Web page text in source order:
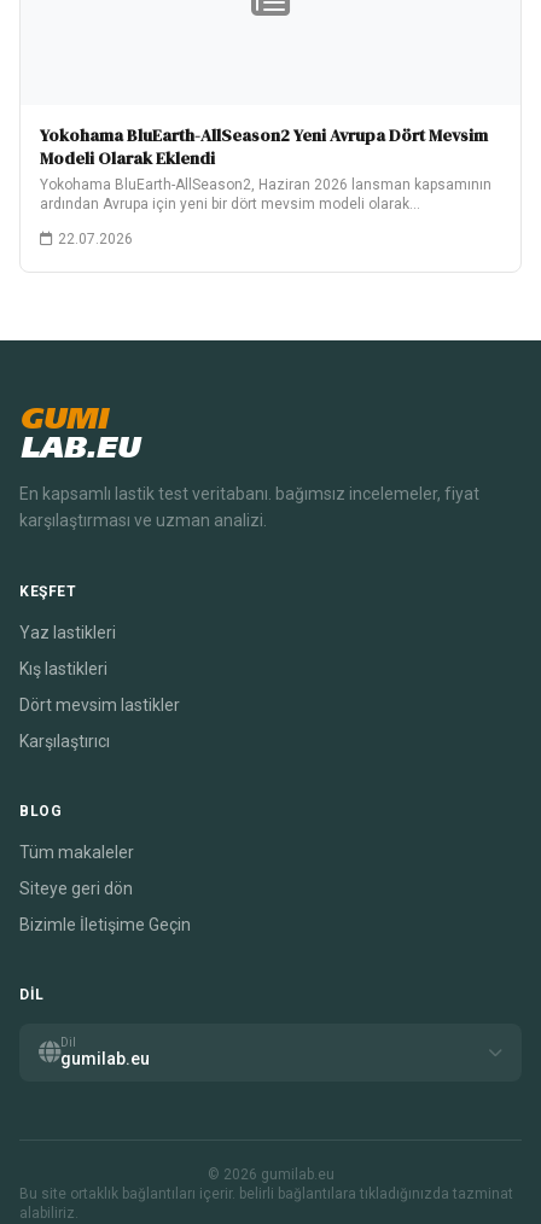
Yokohama BluEarth-AllSeason2 Yeni Avrupa Dört Mevsim
Modeli Olarak Eklendi
Yokohama BluEarth-AllSeason2, Haziran 2026 lansman kapsamının
ardından Avrupa için yeni bir dört mevsim modeli olarak…
22.07.2026
GUMI
LAB.EU
En kapsamlı lastik test veritabanı. bağımsız incelemeler, fiyat
karşılaştırması ve uzman analizi.
KEŞFET
Yaz lastikleri
Kış lastikleri
Dört mevsim lastikler
Karşılaştırıcı
BLOG
Tüm makaleler
Siteye geri dön
Bizimle İletişime Geçin
DIL
Dil
gumilab.eu
© 2026 gumilab.eu
Bu site ortaklık bağlantıları içerir. belirli bağlantılara tıkladığınızda tazminat
alabiliriz.